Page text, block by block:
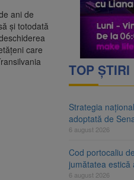
de Senat. Proiectul merge la
ani de
şi totodată
care
TOP ȘTIRI
Strategia
adoptată de
6 august 2026
Cod portocaliu
jumătatea estică
6 august 2026